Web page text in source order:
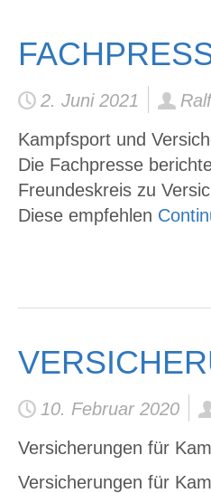
2. Juni 2021
Kampfsport und
Die Fachpresse
Freundeskreis zu
Diese empfehlen
10. Februar 2020
Versicherungen für
Versicherungen für